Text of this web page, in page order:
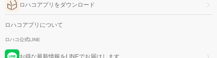
ロハコアプリをダウンロード
ロハコアプリについて
ロハコ公式LINE
お得な最新情報をLINEでお届けします